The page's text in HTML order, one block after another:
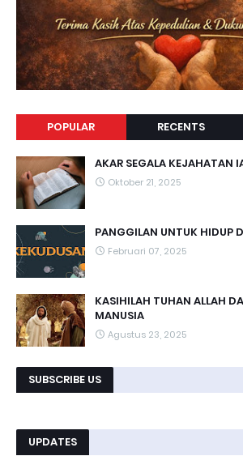
POPULAR RECENTS
AKAR SEGALA KEJAHATAN
Oktober 21, 2025
PANGGILAN UNTUK HIDUP
Februari 07, 2025
KASIHILAH TUHAN ALLAH
MANUSIA
Agustus 23, 2025
SUBSCRIBE US
UPDATES